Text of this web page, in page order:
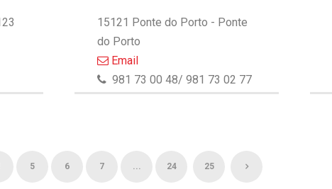
15121 Ponte do Porto - Ponte
do Porto
Email
981 73 00 48/ 981 73 02 77
5 6 7 ... 24 25